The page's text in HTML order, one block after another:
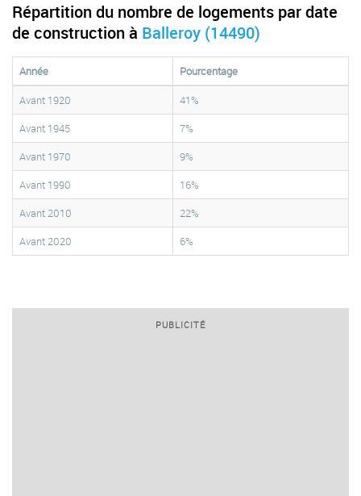
Répartition du nombre de logements par date
de construction à Balleroy (14490)
Année
Pourcentage
Avant 1920
41%
Avant 1945
7%
Avant 1970
9%
Avant 1990
16%
Avant 2010
22%
Avant 2020
6%
PUBLICITÉ